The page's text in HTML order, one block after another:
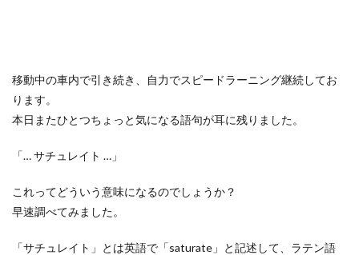
移動中の車内で引き続き、自力でスピードラーニング継続してお
ります。
本日またひとつちょっと気になる語句が耳に残りました。
「… サチュレイト …」
これってどういう意味になるのでしょうか？
早速調べてみました。
「サチュレイト」とは英語で「saturate」と記述して、ラテン語